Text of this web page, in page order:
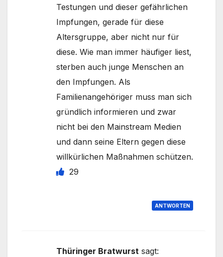
Testungen und dieser gefährlichen
Impfungen, gerade für diese
Altersgruppe, aber nicht nur für
diese. Wie man immer häufiger liest,
sterben auch junge Menschen an
den Impfungen. Als
Familienangehöriger muss man sich
gründlich informieren und zwar
nicht bei den Mainstream Medien
und dann seine Eltern gegen diese
willkürlichen Maßnahmen schützen.
29
ANTWORTEN
Thüringer Bratwurst sagt: